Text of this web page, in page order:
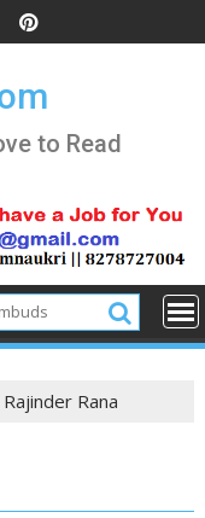
to Read
Rajinder Rana